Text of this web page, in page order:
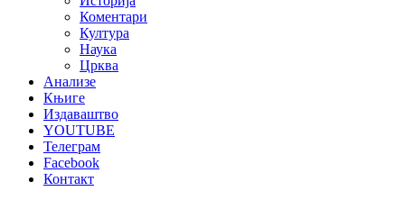
Коментари
Култура
Наука
Црква
Анализе
Књиге
Издаваштво
YOUTUBE
Телеграм
Facebook
Контакт